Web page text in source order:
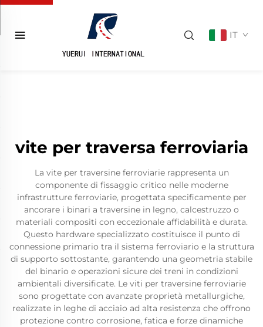
IT
vite per traversa ferroviaria
La vite per traversine ferroviarie rappresenta un
componente di fissaggio critico nelle moderne
infrastrutture ferroviarie, progettata specificamente per
ancorare i binari a traversine in legno, calcestruzzo o
materiali compositi con eccezionale affidabilità e durata.
Questo hardware specializzato costituisce il punto di
connessione primario tra il sistema ferroviario e la struttura
di supporto sottostante, garantendo una geometria stabile
del binario e operazioni sicure dei treni in condizioni
ambientali diversificate. Le viti per traversine ferroviarie
sono progettate con avanzate proprietà metallurgiche,
realizzate in leghe di acciaio ad alta resistenza che offrono
protezione contro corrosione, fatica e forze dinamiche